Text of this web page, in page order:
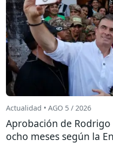
Actualidad • AGO 5 / 2026
Aprobación de
ocho meses según la